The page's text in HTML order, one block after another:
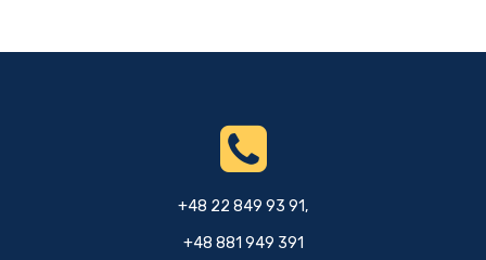
+48 22 849 93 91,
+48 881 949 391